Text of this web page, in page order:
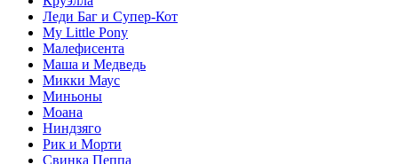
Леди Баг и Супер-Кот
My Little Pony
Малефисента
Маша и Медведь
Микки Маус
Миньоны
Моана
Ниндзяго
Рик и Морти
Свинка Пеппа